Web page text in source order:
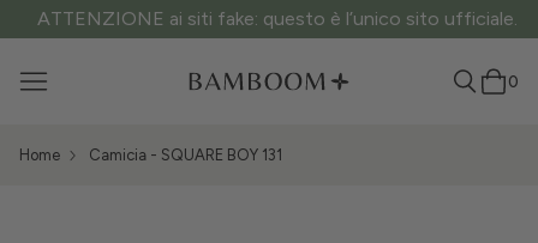
ATTENZIONE ai siti fake: questo è l’unico sito ufficiale.
0
Home Camicia - SQUARE BOY 131